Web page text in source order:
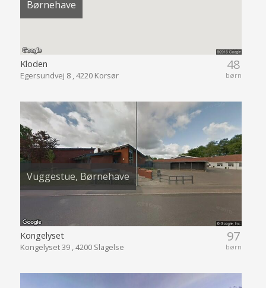
Børnehave
48
børn
Kloden
Egersundvej 8 , 4220 Korsør
Vuggestue, Børnehave
97
børn
Kongelyset
Kongelyset 39 , 4200 Slagelse